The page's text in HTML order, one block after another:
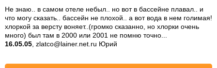
Не знаю.. в самом отеле небыл.. но вот в бассейне плавал.. и
что могу сказать.. бассейн не плохой.. а вот вода в нем голимая!
хлоркой за версту воняет..(громко сказанно, но хлорки очень
много) был там в 2000 или 2001 не помню точно...
16.05.05 , zlatco@lainer.net.ru Юрий